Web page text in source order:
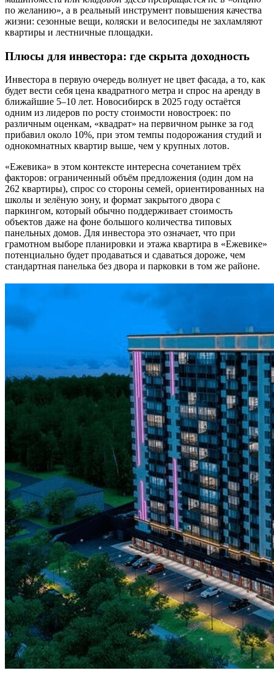
по желанию», а в реальный инструмент повышения качества
жизни: сезонные вещи, коляски и велосипеды не захламляют
квартиры и лестничные площадки.
Плюсы для инвестора: где скрыта доходность
Инвестора в первую очередь волнует не цвет фасада, а то, как
будет вести себя цена квадратного метра и спрос на аренду в
ближайшие 5–10 лет. Новосибирск в 2025 году остаётся
одним из лидеров по росту стоимости новостроек: по
различным оценкам, «квадрат» на первичном рынке за год
прибавил около 10%, при этом темпы подорожания студий и
однокомнатных квартир выше, чем у крупных лотов.
«Ежевика» в этом контексте интересна сочетанием трёх
факторов: ограниченный объём предложения (один дом на
262 квартиры), спрос со стороны семей, ориентированных на
школы и зелёную зону, и формат закрытого двора с
паркингом, который обычно поддерживает стоимость
объектов даже на фоне большого количества типовых
панельных домов. Для инвестора это означает, что при
грамотном выборе планировки и этажа квартира в «Ежевике»
потенциально будет продаваться и сдаваться дороже, чем
стандартная панелька без двора и парковки в том же районе.